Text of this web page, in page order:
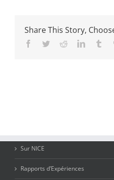
Share This Story,
Facebook
TwitterRedditLinkedIn
Sur NICE
Rapports d’Expériences